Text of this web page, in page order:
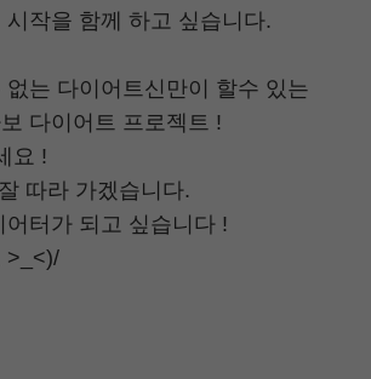
작을 함께 하고 싶습니다.
는 다이어트신만이 할수 있는
다이어트 프로젝트 !
요 !
따라 가겠습니다.
터가 되고 싶습니다 !
>_<)/